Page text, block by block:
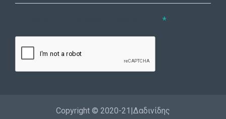
Copyright © 2020-21|Δαδινίδης